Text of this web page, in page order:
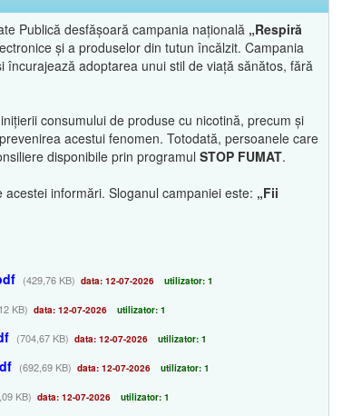
Publică desfășoară campania națională „Respiră
și a produselor din tutun încălzit. Campania
adoptarea unui stil de viață sănătos, fără
consumului de produse cu nicotină, precum și
acestui fenomen. Totodată, persoanele care
disponibile prin programul STOP FUMAT.
informări. Sloganul campaniei este: „Fii
(429,76 KB) data: 12-07-2026 utilizator: 1
KB) data: 12-07-2026 utilizator: 1
(704,67 KB) data: 12-07-2026 utilizator: 1
(692,69 KB) data: 12-07-2026 utilizator: 1
KB) data: 12-07-2026 utilizator: 1